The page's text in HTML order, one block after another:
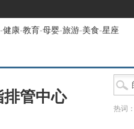
-健康-教育-母婴-旅游-美食-星座
管中心
热词